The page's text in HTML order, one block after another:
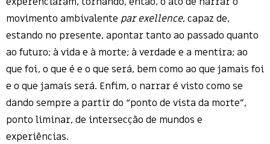
movimento ambivalente par exellence, capaz de,
estando no presente, apontar tanto ao passado quanto
ao futuro; à vida e à morte; à verdade e a mentira; ao
que foi, o que é e o que será, bem como ao que jamais foi
e o que jamais será. Enfim, o narrar é visto como se
dando sempre a partir do “ponto de vista da morte”,
ponto liminar, de intersecção de mundos e
experiências.